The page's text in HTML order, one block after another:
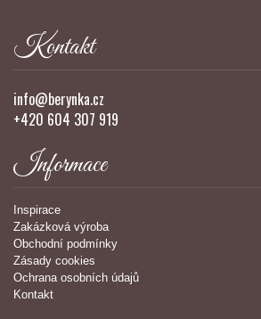
Kontakt
info@berynka.cz
+420 604 307 919
Informace
Inspirace
Zakázková výroba
Obchodní podmínky
Zásady cookies
Ochrana osobních údajů
Kontakt